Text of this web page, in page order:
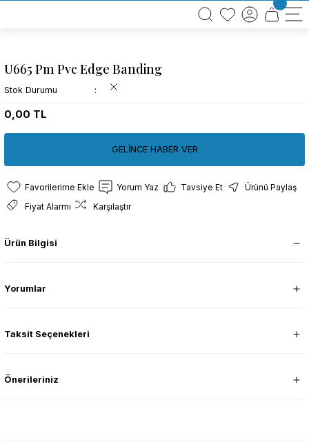
BÜTÜN ALIŞVERİŞLERİNİZDE KARGO BEDAVA!
TÜRKİYE GENELİNDE 10.000 MÜŞTERİ REFERANSI
U665 Pm Pvc Edge Banding
Stok Durumu
0,00 TL
GELİNCE HABER VER
Yorum Yaz Tavsiye Et
Ürünü Paylaş
Fiyat Alarmı
Karşılaştır
Ürün Bilgisi
Yorumlar
Taksit Seçenekleri
Önerileriniz